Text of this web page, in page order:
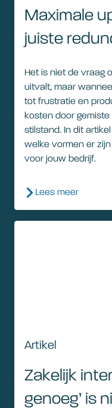
Maximale
juiste
Het is niet de vraag
uitvalt, maar
tot frustratie en
kosten door
stilstand. In dit
welke vormen er
voor jouw bedrijf.
Lees meer
Artikel
Zakelijk
genoeg’ is